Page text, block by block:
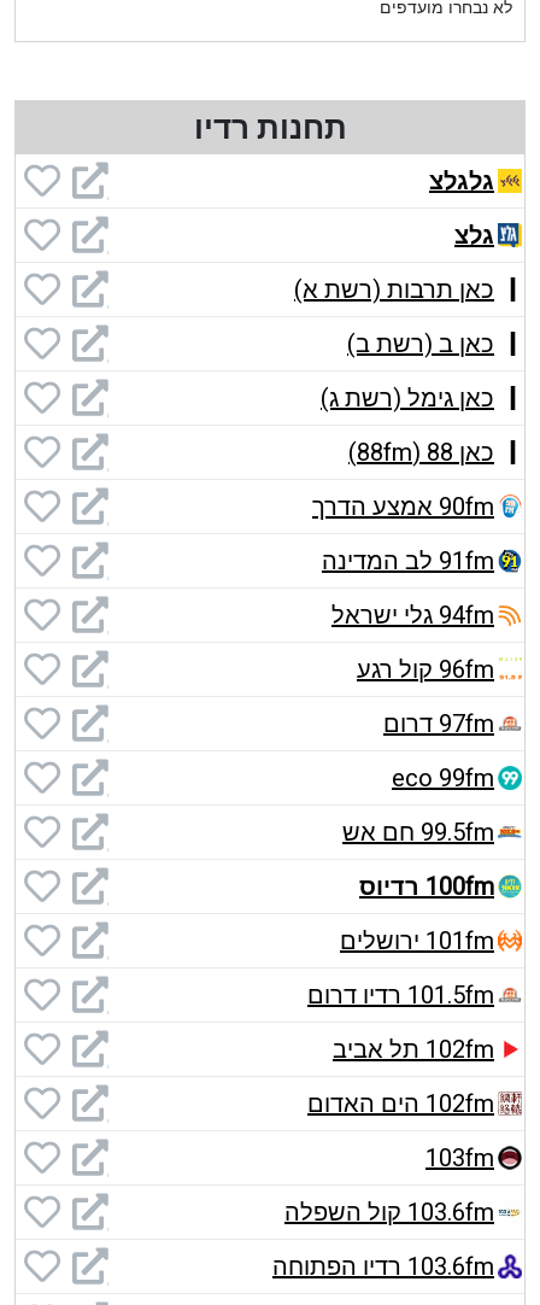
לא נבחרו מועדפים
תחנות רדיו
גלגלצ
גלצ
כאן תרבות (רשת א)
כאן ב (רשת ב)
כאן גימל (רשת ג)
כאן 88 (88fm)
90fm אמצע הדרך
91fm לב המדינה
94fm גלי ישראל
96fm קול רגע
97fm דרום
eco 99fm
99.5fm חם אש
100fm רדיוס
101fm ירושלים
101.5fm רדיו דרום
102fm תל אביב
102fm הים האדום
103fm
103.6fm קול השפלה
103.6fm רדיו הפתוחה